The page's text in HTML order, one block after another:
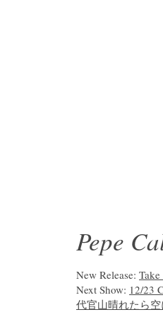
Pepe
New Release:
Next Show: 12/23
代官山晴れたら